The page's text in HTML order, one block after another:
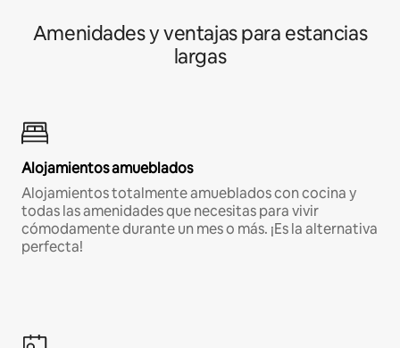
Amenidades y ventajas para estancias
largas
Alojamientos amueblados
Alojamientos totalmente amueblados con cocina y
todas las amenidades que necesitas para vivir
cómodamente durante un mes o más. ¡Es la alternativa
perfecta!